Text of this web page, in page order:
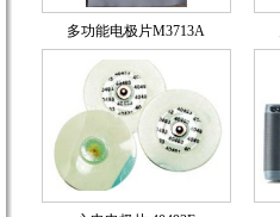
多功能电极片M3713A